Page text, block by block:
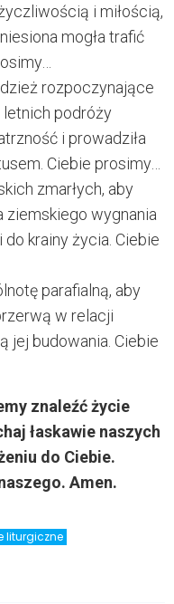
i miłością,
mogła trafić
rozpoczynające
letnich podróży
i prowadziła
Ciebie prosimy…
zmarłych, aby
ziemskiego wygnania
krainy życia. Ciebie
parafialną, aby
w relacji
jej budowania. Ciebie
znaleźć życie
łaskawie naszych
do Ciebie.
Amen.
liturgiczne